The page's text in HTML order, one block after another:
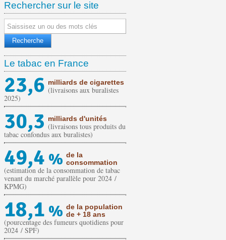
Rechercher sur le site
Le tabac en France
23,6 milliards de cigarettes
(livraisons aux buralistes
2025)
30,3 milliards d'unités
(livraisons tous produits du
tabac confondus aux buralistes)
49,4 % de la
consommation
(estimation de la consommation de tabac
venant du marché parallèle pour 2024 /
KPMG)
18,1 % de la population
de + 18 ans
(pourcentage des fumeurs quotidiens pour
2024 / SPF)